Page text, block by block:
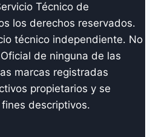
Técnico de
los derechos reservados.
técnico independiente. No
de ninguna de las
marcas registradas
propietarios y se
descriptivos.